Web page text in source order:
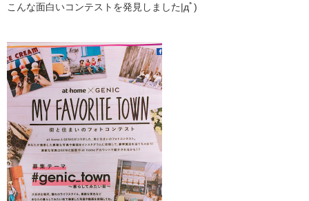
こんな面白いコンテストを発見しました|дﾟ)